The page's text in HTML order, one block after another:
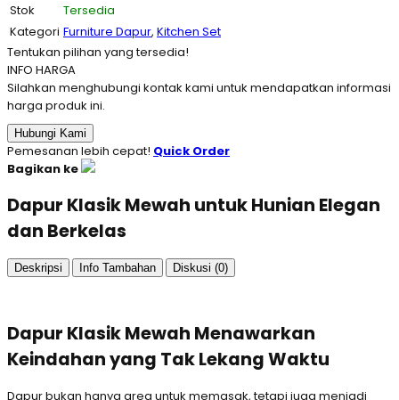
Stok
Tersedia
Kategori Furniture Dapur, Kitchen Set
Tentukan pilihan yang tersedia!
INFO HARGA
Silahkan menghubungi kontak kami untuk mendapatkan informasi
harga produk ini.
Hubungi Kami
Pemesanan lebih cepat! Quick Order
Bagikan ke
Dapur Klasik Mewah untuk Hunian Elegan
dan Berkelas
Deskripsi Info Tambahan Diskusi (0)
Dapur Klasik Mewah Menawarkan
Keindahan yang Tak Lekang Waktu
Dapur bukan hanya area untuk memasak, tetapi juga menjadi